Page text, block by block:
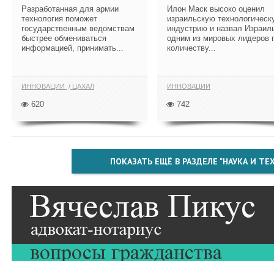
Разработанная для армии
технология поможет
государственным ведомствам
быстрее обмениваться
информацией, принимать...
ИННОВАЦИИ ЦАХАЛ
620
Илон Маск высоко оценил
израильскую
индустрию и назвал
одним из мировых лидеров
количеству...
ИННОВАЦИИ
742
ПОКАЗАТЬ ЕЩЁ В РАЗДЕЛЕ "НАУКА И